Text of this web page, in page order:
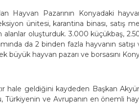
Hayvan Pazarının Konyadaki
ünitesi, karantina binası, satış
alanlar oluşturduk. 3.000 küçükbaş,
da 2 binden fazla hayvanın
büyük hayvan pazarı ve borsasını
hale geldiğini kaydeden Başkan
ve Avrupanın en önemli